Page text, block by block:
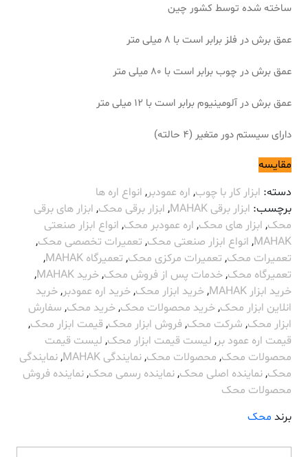
ساخته شده توسط کشور چین
عمق برش در فلز برابر است با 8 میلی متر
عمق برش در چوب برابر است با 80 میلی متر
عمق برش در آلومینیوم برابر است با 12 میلی متر
دارای سیستم دور متغیر (4 حالته)
مقایسه
دسته: ابزار کار با چوب, اره عمودبر, انواع اره ها
برچسب: ابزار برقی MAHAK , ابزار برقی محک, ابزار های برقی
محک, ابزار های محک, اره عمودبر محک, انواع ابزار صنعتی
MAHAK
, انواع ابزار صنعتی محک, تعمیرات تخصصی محک,
تعمیرات محک, تعمیرات مرکزی محک, تعمیرگاه MAHAK
,
تعمیرگاه محک,خدمات پس از فروش محک,خرید MAHAK
,
خرید ابزار MAHAK
,خرید ابزار محک,خرید اره عمودبر,خرید
انلاین ابزار محک,خرید محصولات محک,خرید محک, سفارش
ابزار محک, شرکت محک, فروش ابزار محک, قیمت ابزار محک,
قیمت اره عمود بر, لیست قیمت ابزار محک, لیست قیمت
محصولات محک, محصولات محک,نمایندگی MAHAK ,نمایندگی
محک,نماینده اصلی محک,نماینده رسمی محک,نماینده فروش
محصولات محک
برند محک